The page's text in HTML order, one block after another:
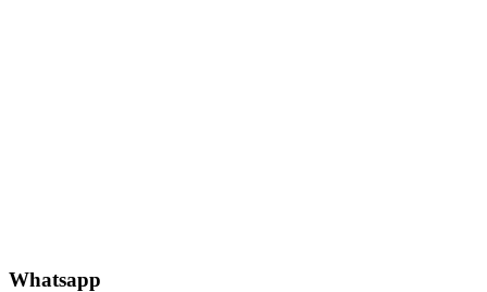
Whatsapp